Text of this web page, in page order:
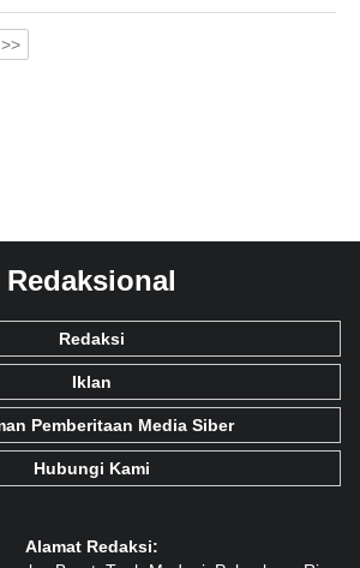
>>
Redaksional
Redaksi
Iklan
Pemberitaan Media Siber
Hubungi Kami
Alamat Redaksi: